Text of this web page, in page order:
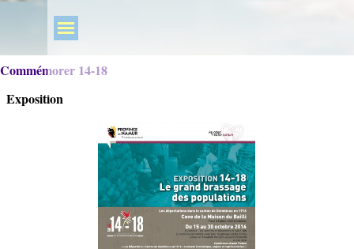
Commémorer 14-18
Exposition